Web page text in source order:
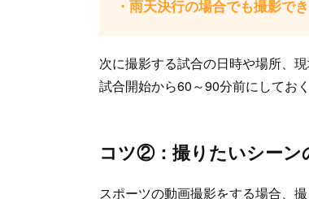
・雨天決行の場合でも撮影で
次に撮影する試合の日時や場所、
試合開始から60～90分前にしてお
コツ②：撮りたいシーン
スポーツの動画撮影をする場合、